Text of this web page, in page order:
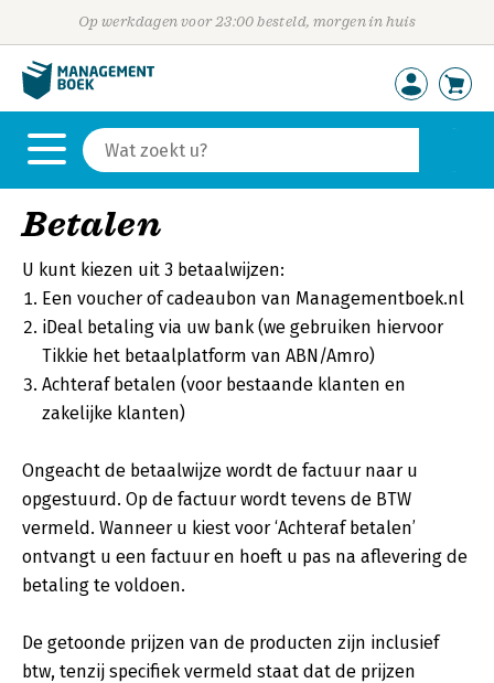
Op werkdagen voor 23:00 besteld, morgen in huis
Betalen
U kunt kiezen uit 3 betaalwijzen:
Een voucher of cadeaubon van Managementboek.nl
iDeal betaling via uw bank (we gebruiken hiervoor
Tikkie het betaalplatform van ABN/Amro)
Achteraf betalen (voor bestaande klanten en
zakelijke klanten)
Ongeacht de betaalwijze wordt de factuur naar u
opgestuurd. Op de factuur wordt tevens de BTW
vermeld. Wanneer u kiest voor ‘Achteraf betalen’
ontvangt u een factuur en hoeft u pas na aflevering de
betaling te voldoen.
De getoonde prijzen van de producten zijn inclusief
btw, tenzij specifiek vermeld staat dat de prijzen